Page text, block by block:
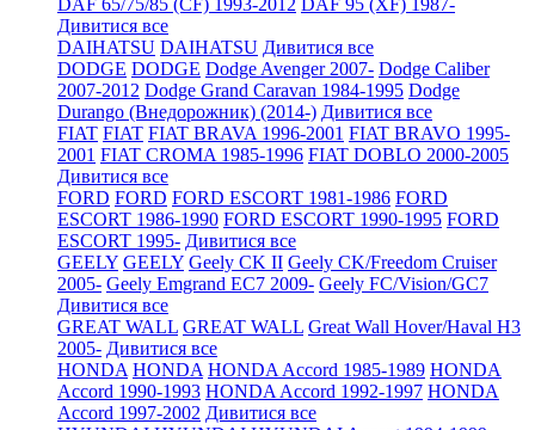
DAF 65/75/85 (CF) 1993-2012 DAF 95 (XF) 1987-
Дивитися все
DAIHATSU DAIHATSU Дивитися все
DODGE DODGE Dodge Avenger 2007- Dodge Caliber
2007-2012 Dodge Grand Caravan 1984-1995 Dodge
Durango (Внедорожник) (2014-) Дивитися все
FIAT FIAT FIAT BRAVA 1996-2001 FIAT BRAVO 1995-
2001 FIAT CROMA 1985-1996 FIAT DOBLO 2000-2005
Дивитися все
FORD FORD FORD ESCORT 1981-1986 FORD
ESCORT 1986-1990 FORD ESCORT 1990-1995 FORD
ESCORT 1995- Дивитися все
GEELY GEELY Geely CK II Geely CK/Freedom Cruiser
2005- Geely Emgrand EC7 2009- Geely FC/Vision/GC7
Дивитися все
GREAT WALL GREAT WALL Great Wall Hover/Haval H3
2005- Дивитися все
HONDA HONDA HONDA Accord 1985-1989 HONDA
Accord 1990-1993 HONDA Accord 1992-1997 HONDA
Accord 1997-2002 Дивитися все